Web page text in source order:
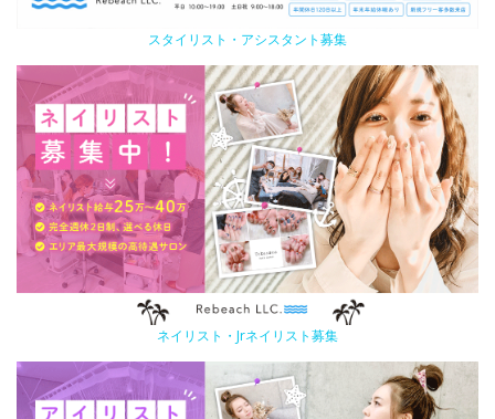
スタイリスト・アシスタント募集
ネイリスト・Jrネイリスト募集